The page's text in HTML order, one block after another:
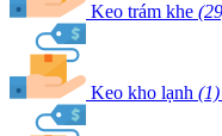
Keo trám khe
Keo kho lạnh (1)